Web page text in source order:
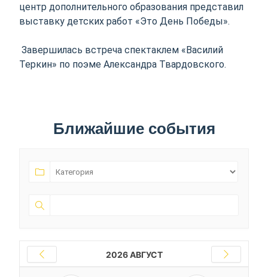
центр дополнительного образования представил
выставку детских работ «Это День Победы».
Завершилась встреча спектаклем «Василий
Теркин» по поэме Александра Твардовского.
Ближайшие события
2026 АВГУСТ